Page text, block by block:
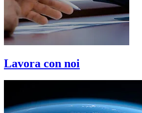
Lavora con noi